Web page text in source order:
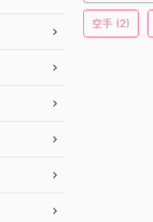
空手 (2)